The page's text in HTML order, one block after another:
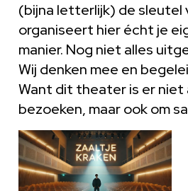
(bijna letterlijk) de sleutel
organiseert hier écht je
manier. Nog niet alles
Wij denken mee en
Want dit theater is er niet
bezoeken, maar ook om